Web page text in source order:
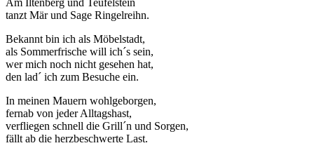
tanzt Mär und Sage Ringelreihn.
Bekannt bin ich als Möbelstadt,
als Sommerfrische will ich´s sein,
wer mich noch nicht gesehen hat,
den lad´ ich zum Besuche ein.
In meinen Mauern wohlgeborgen,
fernab von jeder Alltagshast,
verfliegen schnell die Grill´n und Sorgen,
fällt ab die herzbeschwerte Last.